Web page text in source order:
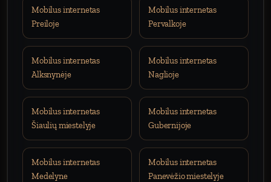
Mobilus internetas
Preiloje
Mobilus internetas
Pervalkoje
Mobilus internetas
Alksnynėje
Mobilus internetas
Naglioje
Mobilus internetas
Šiaulių miestelyje
Mobilus internetas
Gubernijoje
Mobilus internetas
Medelyne
Mobilus internetas
Panevėžio miestelyje